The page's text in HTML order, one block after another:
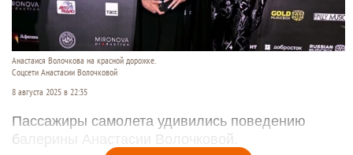
Анастаися Волочкова на красной дорожке.
Соцсети Анастасии Волочковой
8 августа 2025 в 22:35
Пассажиры самолета удивились поведению
балерины Анастасии Волочковой.